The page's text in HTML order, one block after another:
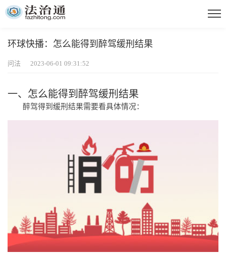
环球快播：怎么能得到醉驾缓刑结果
问法 2023-06-01 09:31:52
一、怎么能得到醉驾缓刑结果
醉驾得到缓刑结果需要看具体情况：